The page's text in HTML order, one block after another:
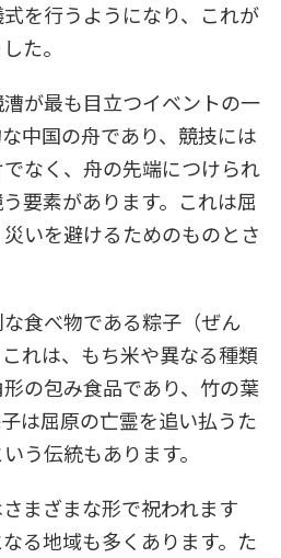
を行うようになり、これが
た。
が最も目立つイベントの一
中国の舟であり、競技には
なく、舟の先端につけられ
要素があります。これは屈
いを避けるためのものとさ
食べ物である粽子（ぜん
れは、もち米や異なる種類
の包み食品であり、竹の葉
は屈原の亡霊を追い払うた
う伝統もあります。
まざまな形で祝われます
る地域も多くあります。た